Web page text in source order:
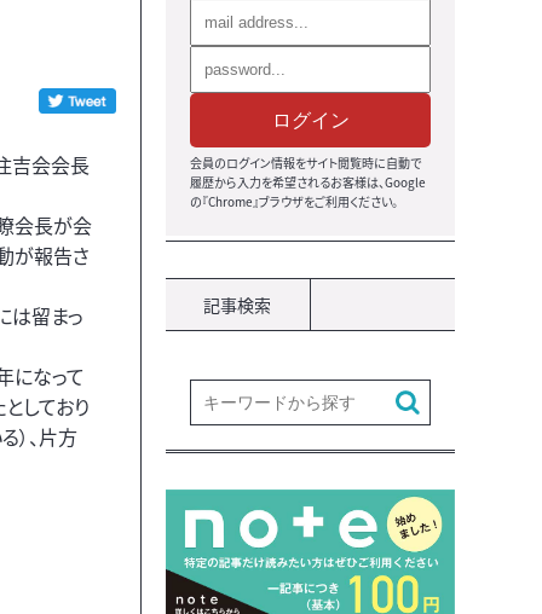
吉会会長
会長が会
が報告さ
は留まっ
になって
しており
）、片方
ログイン
会員のログイン情報をサイト閲覧時に自動で
履歴から入力を希望されるお客様は、Google
の『Chrome』ブラウザをご利用ください。
記事検索